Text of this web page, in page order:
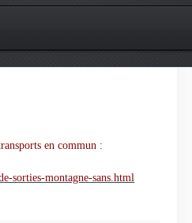
en commun :
sorties-montagne-sans.html